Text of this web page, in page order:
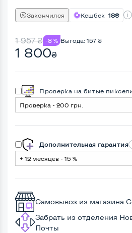
Закончился Кешбек 18₴
1 957₴ -8 % Выгода: 157 ₴
1 800₴
Проверка на битые
Дополнительная гарантия
Самовывоз из магазина
Забрать из отделения
Почты